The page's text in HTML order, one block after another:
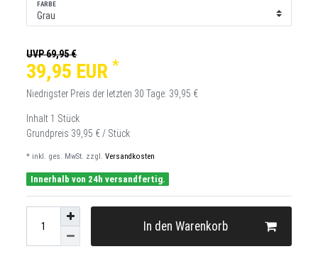
FARBE
UVP 69,95 €
39,95 EUR *
Niedrigster Preis der letzten 30 Tage: 39,95 €
Inhalt 1 Stück
Grundpreis 39,95 € / Stück
* inkl. ges. MwSt. zzgl. Versandkosten
Innerhalb von 24h versandfertig.
In den Warenkorb